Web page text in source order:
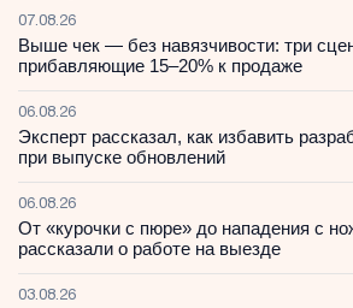
07.08.26
Выше чек — без навязчивости: три
прибавляющие 15–20% к продаже
06.08.26
Эксперт рассказал, как избавить
при выпуске обновлений
06.08.26
От «курочки с пюре» до нападения с
рассказали о работе на выезде
03.08.26